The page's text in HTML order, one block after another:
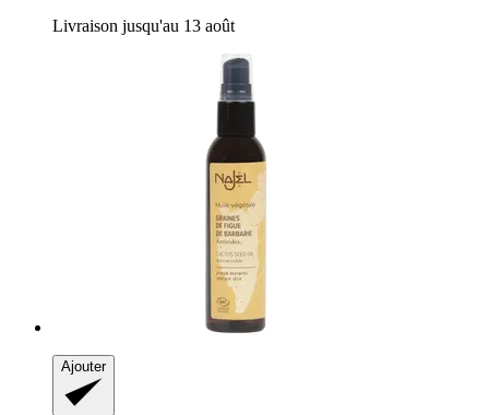
Livraison jusqu'au 13 août
Ajouter